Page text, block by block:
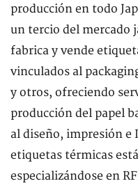
producción en todo
un tercio del mercado
fabrica y vende
vinculados al
y otros, ofreciendo
producción del papel
al diseño, impresión e
etiquetas térmicas
especializándose en